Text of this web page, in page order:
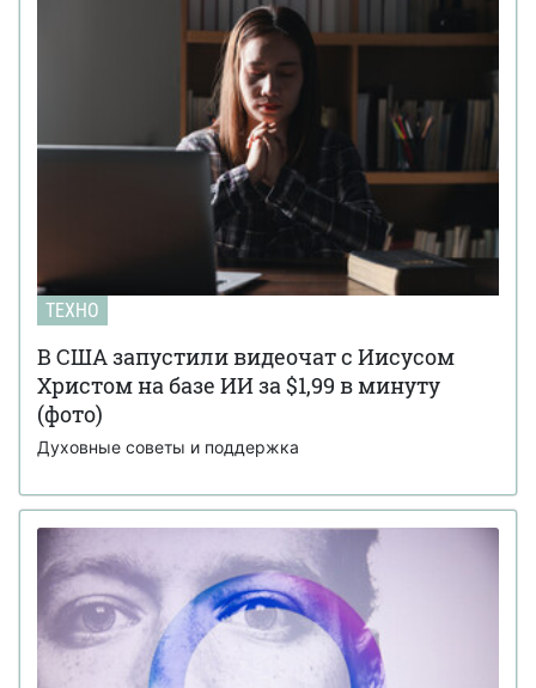
ТЕХНО
В США запустили видеочат с Иисусом
Христом на базе ИИ за $1,99 в минуту
(фото)
Духовные советы и поддержка